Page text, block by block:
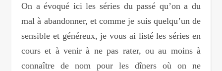
On a évoqué ici les séries du passé qu’on a du
mal à abandonner, et comme je suis quelqu’un de
sensible et généreux, je vous ai listé les séries en
cours et à venir à ne pas rater, ou au moins à
connaître de nom pour les dîners où on ne